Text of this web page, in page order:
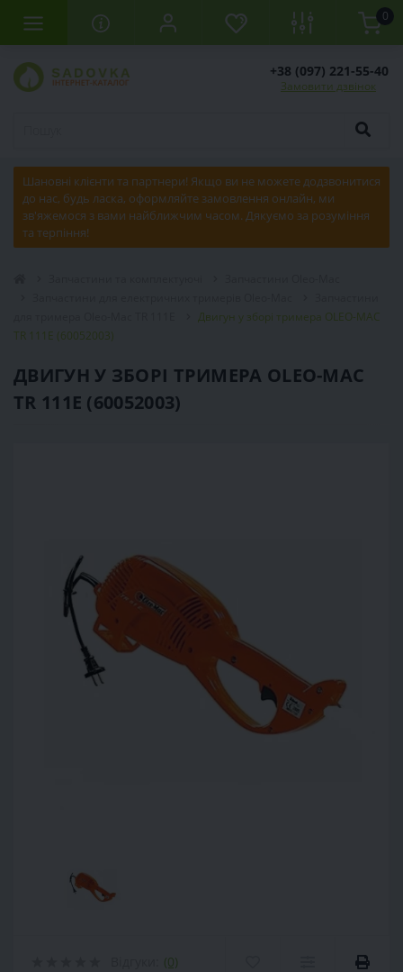
0
+38 (097) 221-55-40
Замовити дзвінок
Шановні клієнти та партнери! Якщо ви не можете додзвонитися
до нас, будь ласка, оформляйте замовлення онлайн, ми
зв'яжемося з вами найближчим часом. Дякуємо за розуміння
та терпіння!
Двигун у зборі тримера OLEO-MAC
TR 111E (60052003)
ДВИГУН У ЗБОРІ ТРИМЕРА OLEO-MAC
TR 111E (60052003)
(0)